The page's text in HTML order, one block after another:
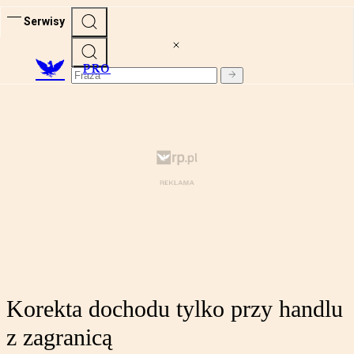
Serwisy
PRO
Korekta dochodu tylko przy handlu
z zagranicą